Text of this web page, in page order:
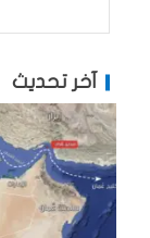
آخر تحديث